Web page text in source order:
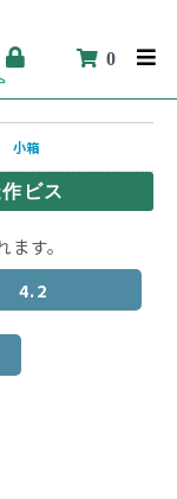
0
小箱
ビス
す。
4.2